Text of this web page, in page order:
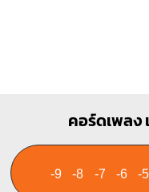
คอร์ดเพลง
-9 -8 -7 -6 -5